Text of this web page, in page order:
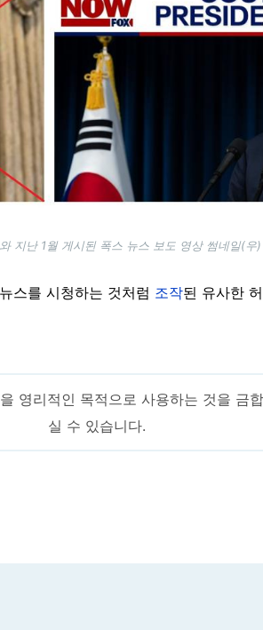
지난 1월 게시된 폭스 뉴스 보도 영상 썸네일(우
스를 시청하는 것처럼 조작된 유사한
영리적인 목적으로 사용하는 것을 금
실 수 있습니다.